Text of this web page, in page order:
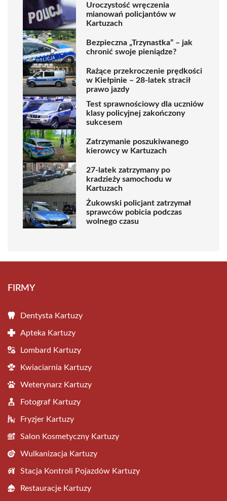
Uroczystość wręczenia
mianowań policjantów w
Kartuzach
Bezpieczna „Trzynastka” – jak
chronić swoje pieniądze?
Rażące przekroczenie prędkości
w Kiełpinie – 28-latek stracił
prawo jazdy
Test sprawnościowy dla uczniów
klasy policyjnej zakończony
sukcesem
Zatrzymanie poszukiwanego
kierowcy w Kartuzach
27-latek zatrzymany po
kradzieży samochodu w
Kartuzach
Żukowski policjant zatrzymał
sprawców pobicia podczas
wolnego czasu
FIRMY
Dentysta Kartuzy
Apteka Kartuzy
Lombard Kartuzy
Kwiaciarnia Kartuzy
Weterynarz Kartuzy
Fotograf Kartuzy
Fryzjer Kartuzy
Salon Kosmetyczny Kartuzy
Wulkanizacja Kartuzy
Stacja Kontroli Pojazdów Kartuzy
Restauracje Kartuzy